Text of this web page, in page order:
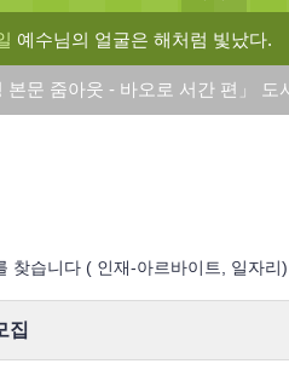
예수님의 얼굴은 해처럼 빛났다.
본문 줌아웃 - 바오로 서간 편」 도
찾습니다 ( 인재-아르바이트, 일자리
집